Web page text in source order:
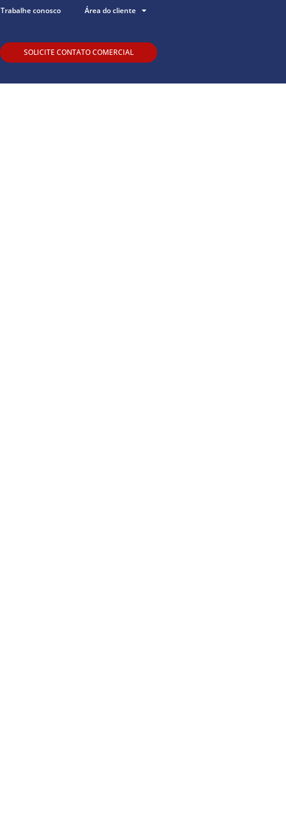
Trabalhe conosco Área do cliente
SOLICITE CONTATO COMERCIAL